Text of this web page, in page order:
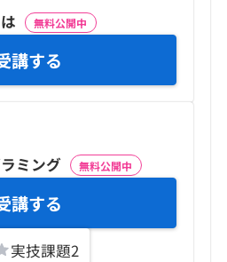
無料公開中
講する
ミング 無料公開中
講する
実技課題2